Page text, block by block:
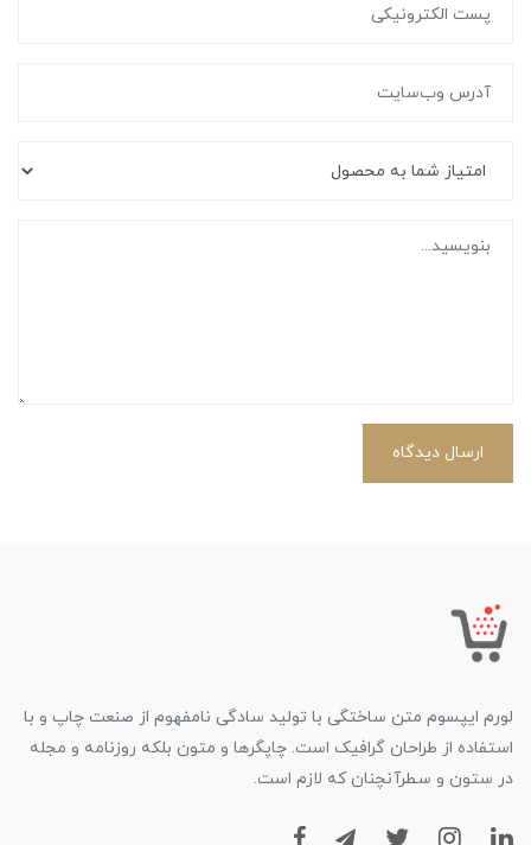
ارسال دیدگاه
لورم ایپسوم متن ساختگی با تولید سادگی نامفهوم از صنعت چاپ و با
استفاده از طراحان گرافیک است. چاپگرها و متون بلکه روزنامه و مجله
در ستون و سطرآنچنان که لازم است.